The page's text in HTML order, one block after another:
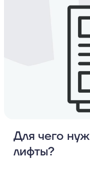
Для чего
лифты?